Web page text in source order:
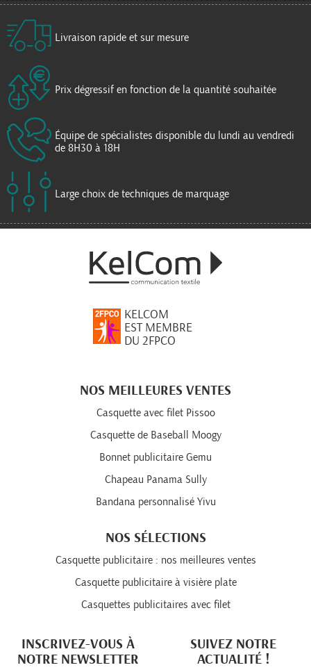
Livraison rapide et sur mesure
Prix dégressif en fonction de la quantité souhaitée
Équipe de spécialistes disponible du lundi au vendredi
de 8H30 à 18H
Large choix de techniques de marquage
KELCOM
EST MEMBRE
DU 2FPCO
NOS MEILLEURES VENTES
Casquette avec filet Pissoo
Casquette de Baseball Moogy
Bonnet publicitaire Gemu
Chapeau Panama Sully
Bandana personnalisé Yivu
NOS SÉLECTIONS
Casquette publicitaire : nos meilleures ventes
Casquette publicitaire à visière plate
Casquettes publicitaires avec filet
INSCRIVEZ-VOUS À
NOTRE NEWSLETTER
SUIVEZ NOTRE
ACTUALITÉ !